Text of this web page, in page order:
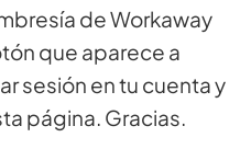
de Workaway
que aparece a
sesión en tu cuenta y
página. Gracias.